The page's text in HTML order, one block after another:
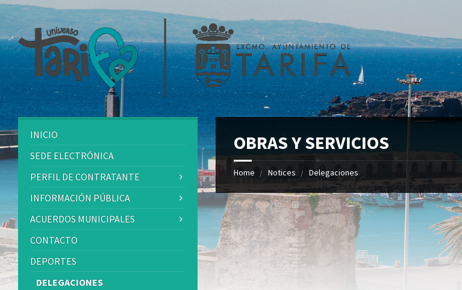
OBRAS Y SERVICIOS
Home Notices Delegaciones
INICIO
SEDE ELECTRÓNICA
PERFIL DE CONTRATANTE
INFORMACIÓN PÚBLICA
ACUERDOS MUNICIPALES
CONTACTO
DEPORTES
DELEGACIONES